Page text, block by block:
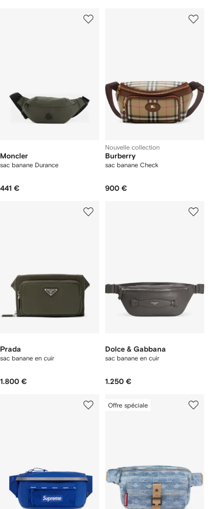
Moncler
sac banane Durance
441 €
Nouvelle collection
Burberry
sac banane Check
900 €
Prada
sac banane en cuir
1.800 €
Dolce & Gabbana
sac banane en cuir
1.250 €
Offre spéciale